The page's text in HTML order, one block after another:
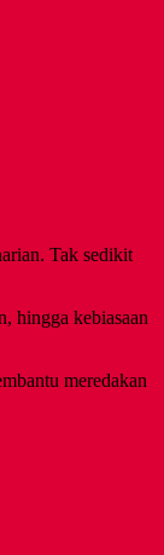
Tak sedikit
hingga kebiasaan
meredakan